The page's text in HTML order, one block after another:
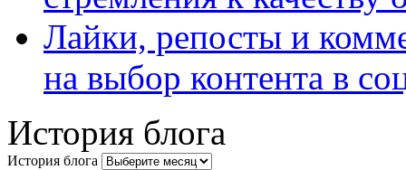
Лайки, репосты и
на выбор контента в
История блога
История блога